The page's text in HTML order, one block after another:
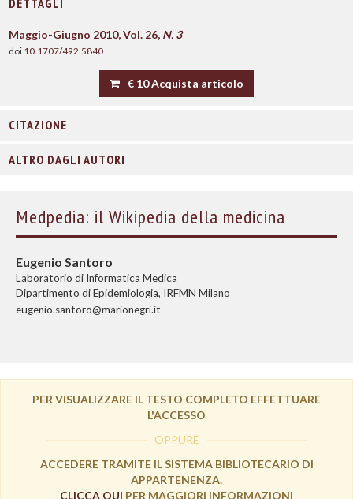
DETTAGLI
Maggio-Giugno 2010, Vol. 26, N. 3
doi 10.1707/492.5840
€ 10 Acquista articolo
CITAZIONE
ALTRO DAGLI AUTORI
Medpedia: il Wikipedia della medicina
Eugenio Santoro
Laboratorio di Informatica Medica
Dipartimento di Epidemiologia, IRFMN Milano
eugenio.santoro@marionegri.it
PER VISUALIZZARE IL TESTO COMPLETO EFFETTUARE
L'ACCESSO
OPPURE
ACCEDERE TRAMITE IL SISTEMA BIBLIOTECARIO DI
APPARTENENZA.
CLICCA QUI PER MAGGIORI INFORMAZIONI